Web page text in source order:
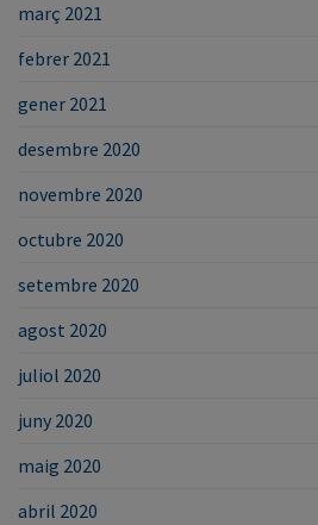
març 2021
febrer 2021
gener 2021
desembre 2020
novembre 2020
octubre 2020
setembre 2020
agost 2020
juliol 2020
juny 2020
maig 2020
abril 2020